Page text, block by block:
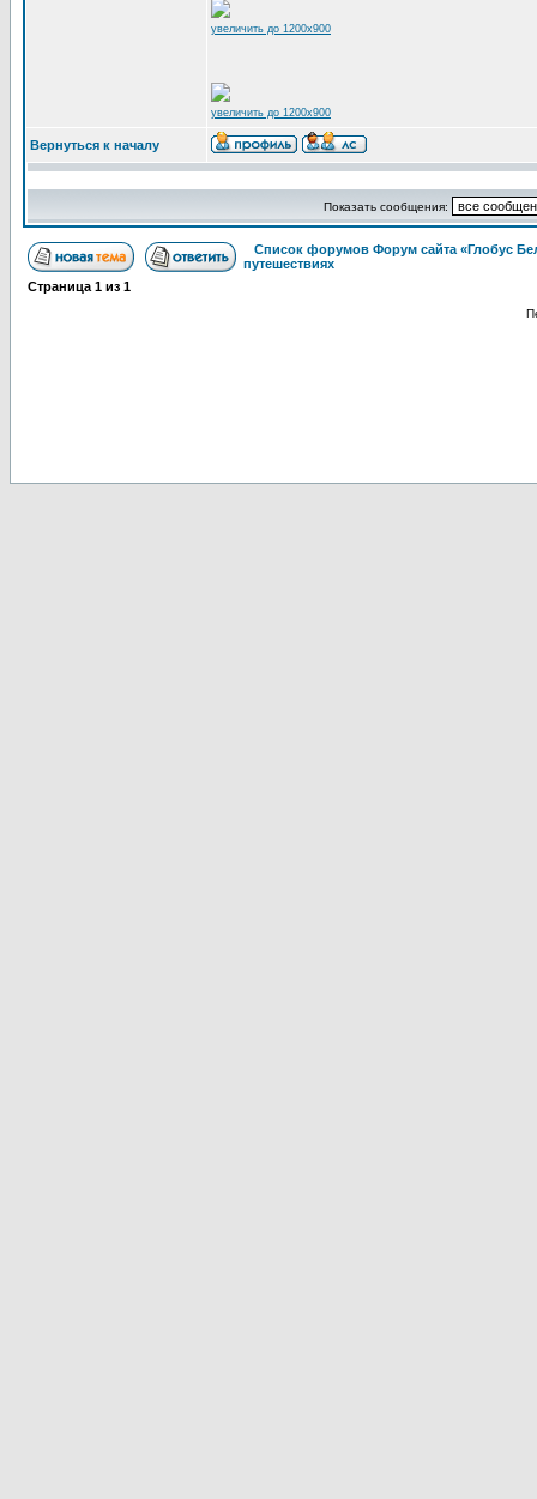
увеличить до 1200x900
увеличить до 1200x900
Вернуться к началу
Показать сообщения:
Список форумов Форум сайта «Глобус
путешествиях
Страница 1 из 1